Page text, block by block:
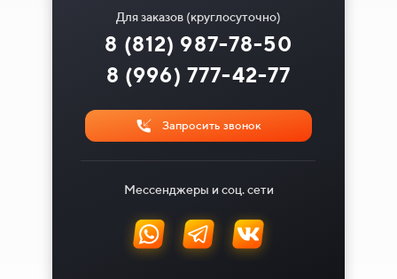
Для заказов (круглосуточно)
8 (996) 777-42-77
8 (812) 987-78-50
Запросить звонок
Мессенджеры и соц. сети